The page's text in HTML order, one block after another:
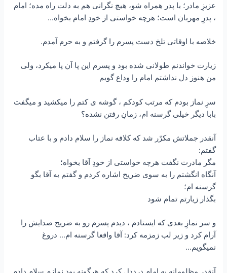
عزیزِ مادر؛ با پدر همراه شو، هیچ نگرانی هم به دلت راه مده؛ امام
، پدرِ مهربان است؛ هرچه خواستی از خودِ امام بخواه…
خلاصه با اوقاتی تلخ دست پسرم را گرفتم و به حرم آمدم.
زیارت خواندنم طولانی شده بود و پسرم این پا آن پا میکرد، ولی
من هنوز دل نداشتم امام را وداع گویم
سرِ نماز بودم که مرتب کودکم ، گوشه ی کتم را میکشید و میگفت
بابا دیگر خیلی گرسنه ام، زمانِ رفتن نشده؟
آنقدر جملاتش مکرّر شد که کلافه نماز را سلام دادم و با عتاب
گفتم:
مگر مادرت نگفت هرچه خواستی از خودِ آقا بخواه؛
آنگاه انگشتم را به سوی ضریح اشاره کردم و گفتم به آقا بگو
گرسنه ام؛
بگذار زیارتم تمام شود
و سر نمازِ بعدی که ایستادم ، دیدم پسرم رو به ضریح صدایش را
آرام کرد و زیر لب زمزمه کرد: آقا واقعا گرسنه ام… دروغ
نمیگویم…